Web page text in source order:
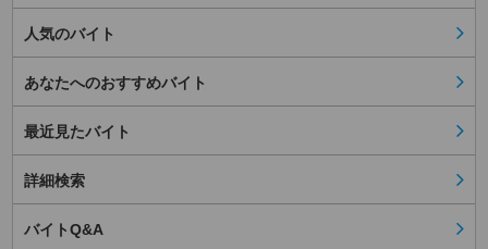
人気のバイト
あなたへのおすすめバイト
最近見たバイト
詳細検索
バイトQ&A